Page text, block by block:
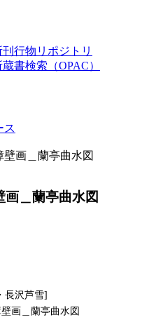
行物リポジトリ
書検索（OPAC）
ス
壁画＿蘭亭曲水図
画＿蘭亭曲水図
長沢芦雪]
画＿蘭亭曲水図